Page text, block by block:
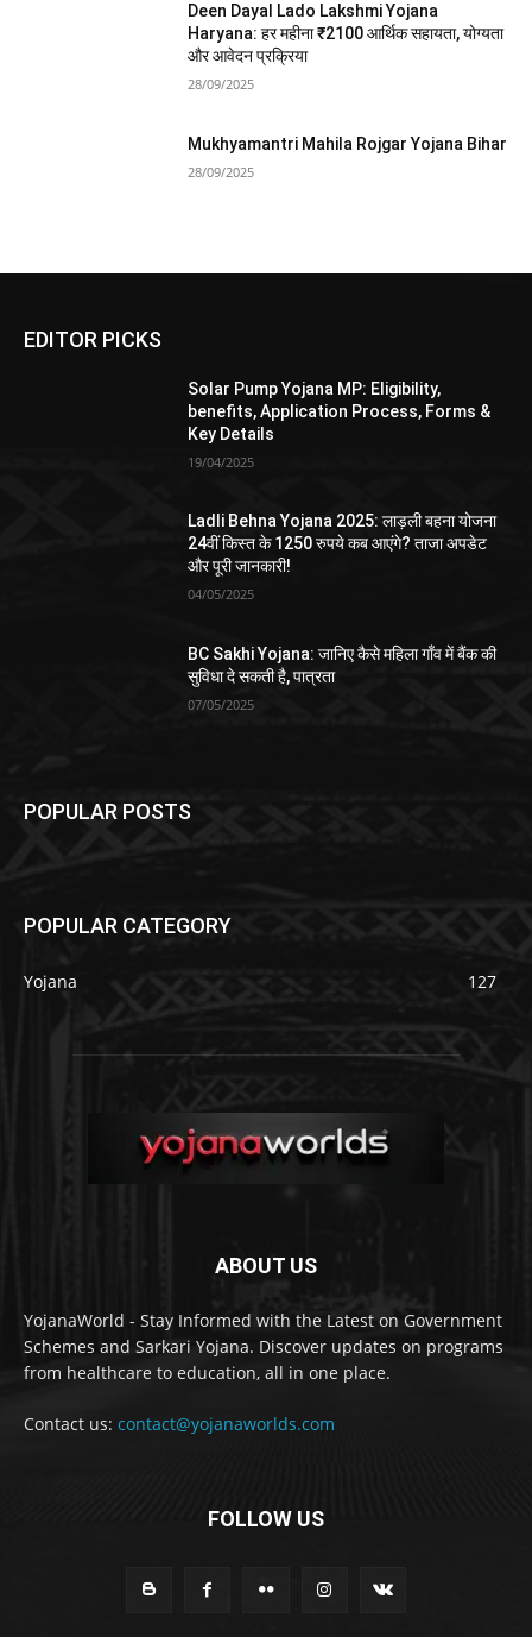
Deen Dayal Lado Lakshmi Yojana
Haryana: हर महीना ₹2100 आर्थिक सहायता, योग्यता
और आवेदन प्रक्रिया
28/09/2025
Mukhyamantri Mahila Rojgar Yojana Bihar
28/09/2025
EDITOR PICKS
Solar Pump Yojana MP: Eligibility,
benefits, Application Process, Forms &
Key Details
19/04/2025
Ladli Behna Yojana 2025: लाड़ली बहना योजना
24वीं किस्त के 1250 रुपये कब आएंगे? ताजा अपडेट
और पूरी जानकारी!
04/05/2025
BC Sakhi Yojana: जानिए कैसे महिला गाँव में बैंक की
सुविधा दे सकती है, पात्रता
07/05/2025
POPULAR POSTS
POPULAR CATEGORY
Yojana 127
ABOUT US
YojanaWorld - Stay Informed with the Latest on Government
Schemes and Sarkari Yojana. Discover updates on programs
from healthcare to education, all in one place.
Contact us: contact@yojanaworlds.com
FOLLOW US